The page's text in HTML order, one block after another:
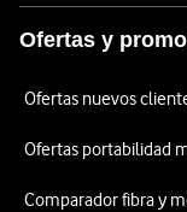
Ofertas y
Ofertas nuevos
Ofertas portabilidad
Comparador fibra y